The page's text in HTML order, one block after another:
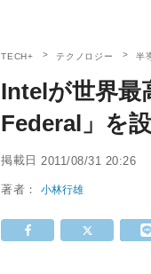
TECH+ テクノロジー 半
Intelが世界最
Federal」を
掲載日 2011/08/31 20:26
著者：小林行雄